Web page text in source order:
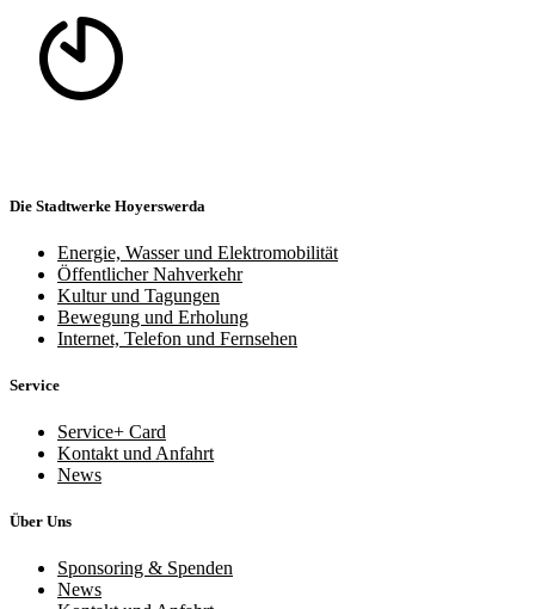
Die Stadtwerke Hoyerswerda
Energie, Wasser und Elektromobilität
Öffentlicher Nahverkehr
Kultur und Tagungen
Bewegung und Erholung
Internet, Telefon und Fernsehen
Service
Service+ Card
Kontakt und Anfahrt
News
Über Uns
Sponsoring & Spenden
News